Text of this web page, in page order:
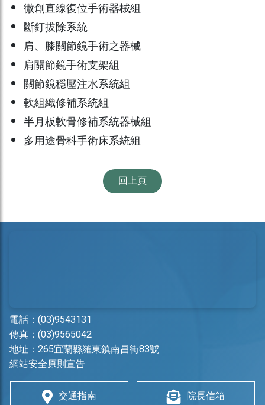
微創直線復位手術器械組
斷釘拔除系統
肩、膝關節鏡手術之器械
肩關節鏡手術支架組
關節鏡穩壓注水系統組
軟組織修補系統組
半月板軟骨修補系統器械組
多用途骨科手術床系統組
回上頁
電話： (03)9543131
傳真：(03)9565042
地址： 265宜蘭縣羅東鎮南昌街83號
網站安全原則宣告
交通指南 院長信箱